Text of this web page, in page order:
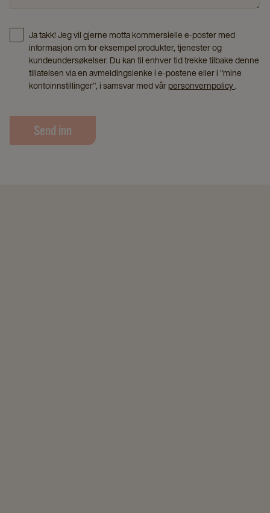
Ja takk! Jeg vil gjerne motta kommersielle e-poster med
informasjon om for eksempel produkter, tjenester og
kundeundersøkelser. Du kan til enhver tid trekke tilbake denne
tillatelsen via en avmeldingslenke i e-postene eller i "mine
kontoinnstillinger", i samsvar med vårpersonvernpolicy.
Send inn